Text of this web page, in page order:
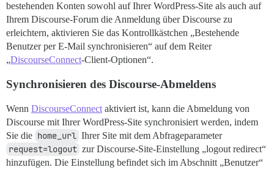
bestehenden Konten sowohl auf Ihrer WordPress-Site als auch auf
Ihrem Discourse-Forum die Anmeldung über Discourse zu
erleichtern, aktivieren Sie das Kontrollkästchen „Bestehende
Benutzer per E-Mail synchronisieren“ auf dem Reiter
„DiscourseConnect-Client-Optionen“.
Synchronisieren des Discourse-Abmeldens
Wenn DiscourseConnect aktiviert ist, kann die Abmeldung von
Discourse mit Ihrer WordPress-Site synchronisiert werden, indem
Sie die home_url Ihrer Site mit dem Abfrageparameter
request=logout zur Discourse-Site-Einstellung „logout redirect“
hinzufügen. Die Einstellung befindet sich im Abschnitt „Benutzer“